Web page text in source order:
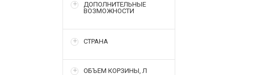
ДОПОЛНИТЕЛЬНЫЕ
ВОЗМОЖНОСТИ
СТРАНА
ОБЪЕМ КОРЗИНЫ, Л